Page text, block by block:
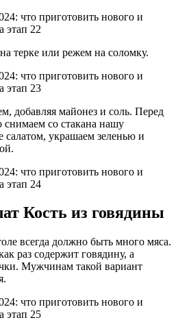
терке или режем на соломку.
добавляя майонез и соль. Перед
снимаем со стакана нашу
салатом, украшаем зеленью и
Кость из говядины
всегда должно быть много мяса.
раз содержит говядину, а
Мужчинам такой вариант